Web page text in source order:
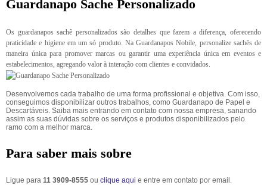
Guardanapo Sache Personalizado
Os guardanapos sachê personalizados são detalhes que fazem a diferença, oferecendo
praticidade e higiene em um só produto. Na Guardanapos Nobile, personalize sachês de
maneira única para promover marcas ou garantir uma experiência única em eventos e
estabelecimentos, agregando valor à interação com clientes e convidados.
Desenvolvemos cada trabalho de uma forma profissional e objetiva. Com isso,
conseguimos disponibilizar outros trabalhos, como Guardanapo de Papel e
Descartáveis. Saiba mais entrando em contato com nossa empresa, sanando
assim as suas dúvidas sobre os serviços e produtos disponibilizados pelo
ramo com a melhor marca.
Para saber mais sobre
Ligue para 11 3909-8555 ou clique aqui e entre em contato por email.